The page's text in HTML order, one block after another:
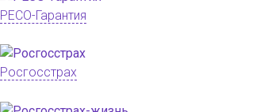
РЕСО-Гарантия
Росгосстрах